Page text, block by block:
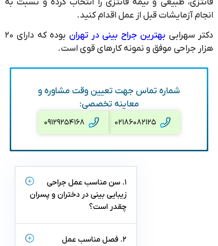
انجام آزمایشات قبل از عمل اقدام کنید.
دکتر سهرابی بهترین جراح بینی در تهران
بوده که دارای ۲۰
هزار جراحی موفق و نمونه کارهای قوی است.
شماره تماس جهت تعیین وقت مشاوره و
معاینه تخصصی:
۰۲۱۸۶۰۸۲۱۲۵ ۰۹۱۲۹۲۵۴۱۶۸
۱. سن مناسب عمل جراحی
زیبایی بینی در دختران و پسران
چقدر است؟
۲. فصل مناسب عمل